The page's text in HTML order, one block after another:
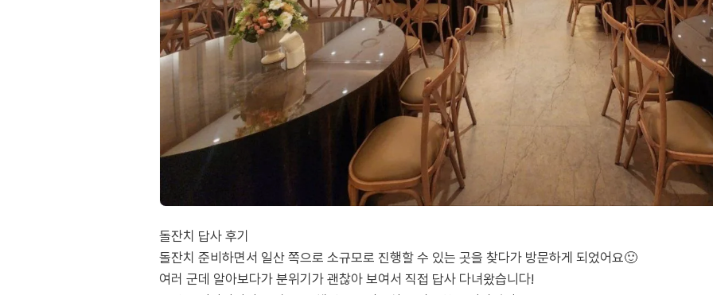
돌잔치 답사 후기
돌잔치 준비하면서 일산 쪽으로 소규모로 진행할 수 있는 곳을 찾다가 방문하게 되었어요🙂
여러 군데 알아보다가 분위기가 괜찮아 보여서 직접 답사 다녀왔습니다!